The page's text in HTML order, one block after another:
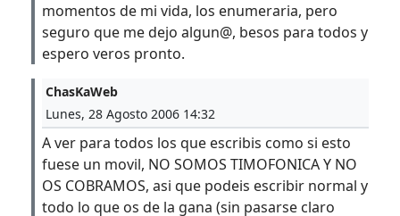
momentos de mi vida, los enumeraria, pero
seguro que me dejo algun@, besos para todos y
espero veros pronto.
ChasKaWeb
Lunes, 28 Agosto 2006 14:32
A ver para todos los que escribis como si esto
fuese un movil, NO SOMOS TIMOFONICA Y NO
OS COBRAMOS, asi que podeis escribir normal y
todo lo que os de la gana (sin pasarse claro